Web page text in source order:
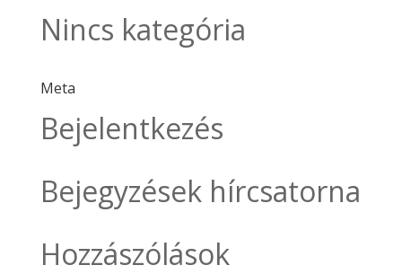
Nincs kategória
Meta
Bejelentkezés
Bejegyzések hírcsatorna
Hozzászólások